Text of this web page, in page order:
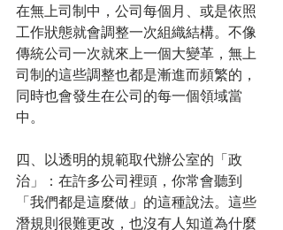
在無上司制中，公司每個月、或是依照
工作狀態就會調整一次組織結構。不像
傳統公司一次就來上一個大變革，無上
司制的這些調整也都是漸進而頻繁的，
同時也會發生在公司的每一個領域當
中。
四、以透明的規範取代辦公室的「政
治」：在許多公司裡頭，你常會聽到
「我們都是這麼做」的這種說法。這些
潛規則很難更改，也沒有人知道為什麼